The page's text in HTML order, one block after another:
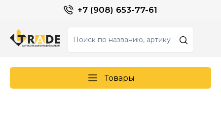
+7 (908) 653-77-61
Товары